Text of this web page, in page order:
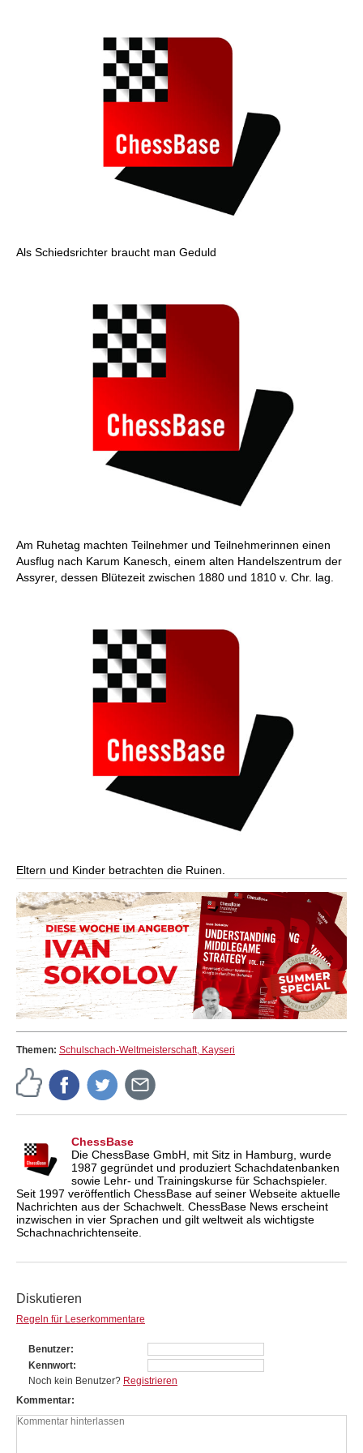
Als Schiedsrichter braucht man Geduld
Am Ruhetag machten Teilnehmer und Teilnehmerinnen einen
Ausflug nach Karum Kanesch, einem alten Handelszentrum der
Assyrer, dessen Blütezeit zwischen 1880 und 1810 v. Chr. lag.
Eltern und Kinder betrachten die Ruinen.
Themen: Schulschach-Weltmeisterschaft, Kayseri
ChessBase
Die ChessBase GmbH, mit Sitz in Hamburg, wurde
1987 gegründet und produziert Schachdatenbanken
sowie Lehr- und Trainingskurse für Schachspieler.
Seit 1997 veröffentlich ChessBase auf seiner Webseite aktuelle
Nachrichten aus der Schachwelt. ChessBase News erscheint
inzwischen in vier Sprachen und gilt weltweit als wichtigste
Schachnachrichtenseite.
Diskutieren
Regeln für Leserkommentare
Benutzer
Kennwort
Noch kein Benutzer? Registrieren
Kommentar